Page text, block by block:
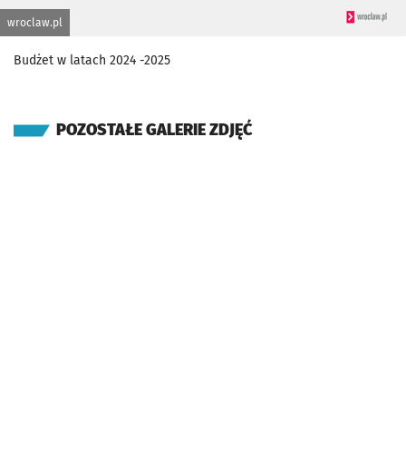
wroclaw.pl
Budżet w latach 2024 -2025
POZOSTAŁE GALERIE ZDJĘĆ